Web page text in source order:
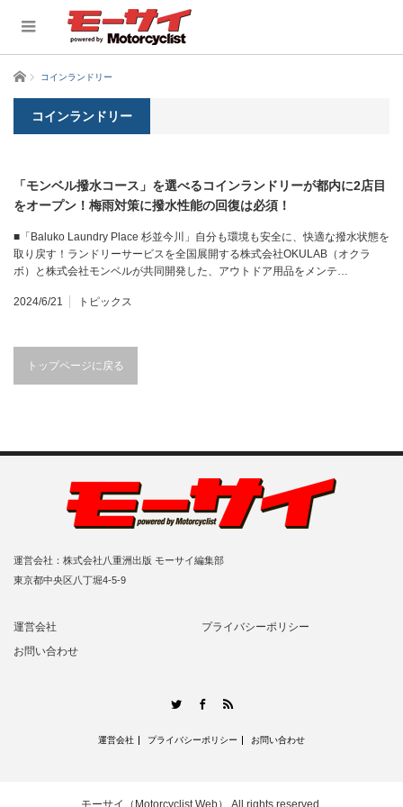
ホーム コインランドリー
コインランドリー
「モンベル撥水コース」を選べるコインランドリーが都内に2店目
をオープン！梅雨対策に撥水性能の回復は必須！
■「Baluko Laundry Place 杉並今川」自分も環境も安全に、快適な撥水状態を
取り戻す！ランドリーサービスを全国展開する株式会社OKULAB（オクラ
ボ）と株式会社モンベルが共同開発した、アウトドア用品をメンテ…
2024/6/21 トピックス
トップページに戻る
運営会社：株式会社八重洲出版 モーサイ編集部
東京都中央区八丁堀4-5-9
運営会社
プライバシーポリシー
お問い合わせ
TwitterFacebook
運営会社 プライバシーポリシー お問い合わせ
モーサイ（Motorcyclist Web） All rights reserved.